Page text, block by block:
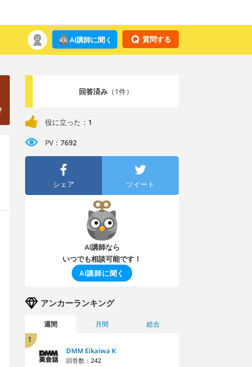
質問する
AI講師に聞く
回答済み（1件）
役に立った： 1
PV： 7692
シェア ツイート
AI講師なら
いつでも相談可能です！
AI講師に聞く
アンカーランキング
週間 月間 総合
1
DMM Eikaiwa K
回答数： 242